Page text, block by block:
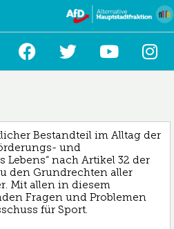
Bestandteil im Alltag der
und
Lebens“ nach Artikel 32 der
den Grundrechten aller
Mit allen in diesem
Fragen und Problemen
für Sport.